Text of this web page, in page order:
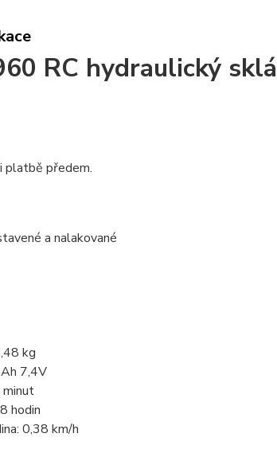
RC hydraulický
platbě předem.
a nalakované
kg
7,4V
minut
hodin
0,38 km/h